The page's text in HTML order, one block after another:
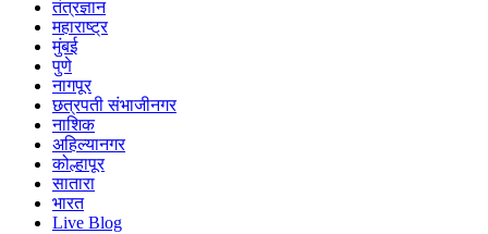
तंत्रज्ञान
महाराष्ट्र
मुंबई
पुणे
नागपूर
छत्रपती संभाजीनगर
नाशिक
अहिल्यानगर
कोल्हापूर
सातारा
भारत
Live Blog